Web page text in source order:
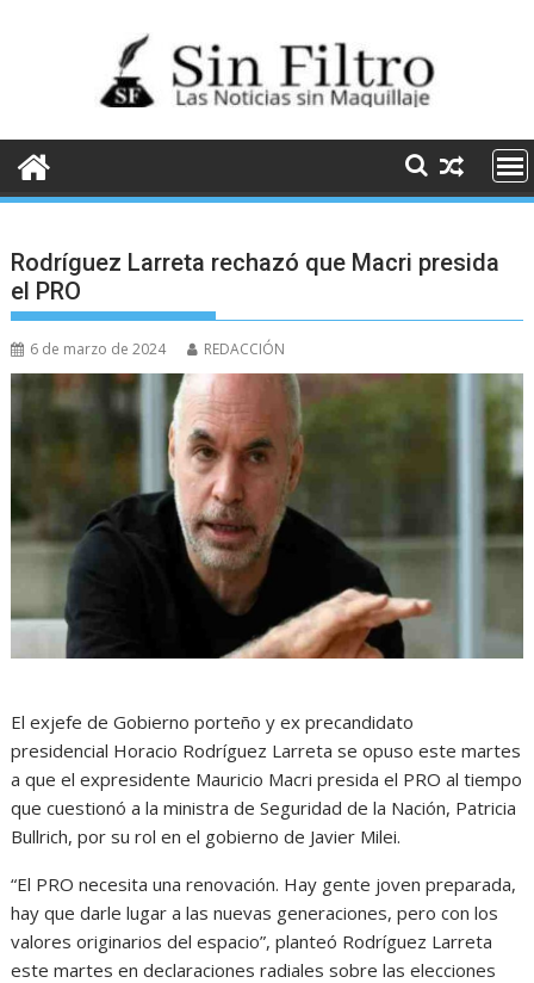
Rodríguez Larreta rechazó que Macri presida
el PRO
6 de marzo de 2024 REDACCIÓN
El exjefe de Gobierno porteño y ex precandidato
presidencial Horacio Rodríguez Larreta se opuso este martes
a que el expresidente Mauricio Macri presida el PRO al tiempo
que cuestionó a la ministra de Seguridad de la Nación, Patricia
Bullrich, por su rol en el gobierno de Javier Milei.
“El PRO necesita una renovación. Hay gente joven preparada,
hay que darle lugar a las nuevas generaciones, pero con los
valores originarios del espacio”, planteó Rodríguez Larreta
este martes en declaraciones radiales sobre las elecciones